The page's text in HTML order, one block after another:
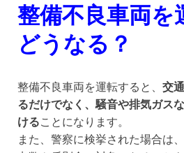
整備不良車両を
どうなる？
整備不良車両を運転すると、 交
るだけでなく、騒音や排気ガス
けることになります。
また、警察に検挙された場合は